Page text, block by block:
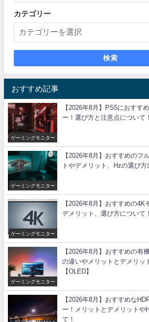
カテゴリー
検索
おすすめ記事
ゲーミングモニター
【2026年8月】PS5におすす
ー！選び方と注意点について！
ゲーミングモニター
【2026年8月】おすすめのフ
トやデメリット、Hzの選び方
ゲーミングモニター
【2026年8月】おすすめの4K
デメリット、選び方について！
ゲーミングモニター
【2026年8月】おすすめの有
の違いやメリットとデメリッ
【OLED】
【2026年8月】おすすめな
ー！メリットとデメリットや
て！